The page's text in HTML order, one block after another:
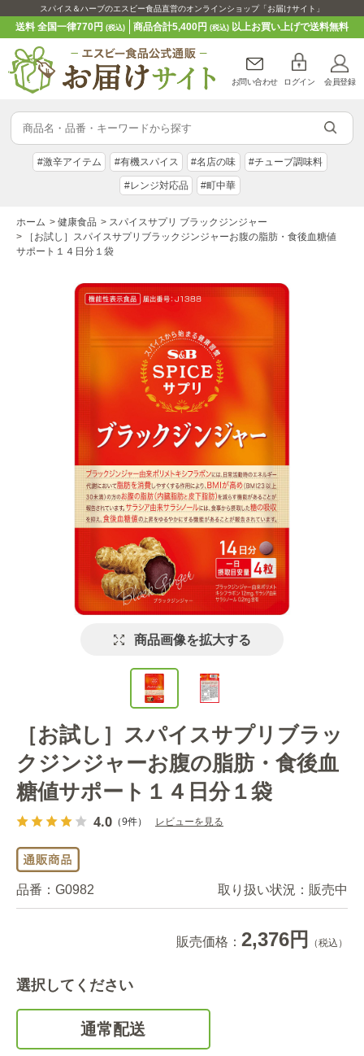
スパイス＆ハーブのエスビー食品直営のオンラインショップ「お届けサイト」
送料 全国一律770円(税込) 商品合計5,400円 (税込)以上お買い上げで送料無料
お問い合わせ ログイン 会員登録
#激辛アイテム #有機スパイス #名店の味 #チューブ調味料
#レンジ対応品 #町中華
ホーム > 健康食品 > スパイスサプリ ブラックジンジャー
>
［お試し］スパイスサプリブラックジンジャーお腹の脂肪・食後血糖値
サポート１４日分１袋
商品画像を拡大する
［お試し］スパイスサプリブラッ
クジンジャーお腹の脂肪・食後血
糖値サポート１４日分１袋
4.0 （9件） レビューを見る
品番： G0982 取り扱い状況： 販売中
販売価格： 2,376円 （税込）
選択してください
通常配送